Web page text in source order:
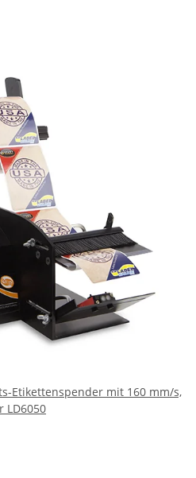
Etikettenspender mit 160 mm/s,
LD6050